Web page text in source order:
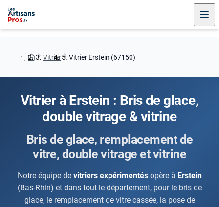
Vitrier Vitrier Erstein (67150)
Vitrier à Erstein : Bris de glace,
double vitrage & vitrine
Bris de glace, remplacement de
vitre, double vitrage et vitrine
Notre équipe de vitriers expérimentésopère à Erstein
(Bas-Rhin) et dans tout le département, pour le bris de
glace, le remplacement de vitre cassée, la pose de